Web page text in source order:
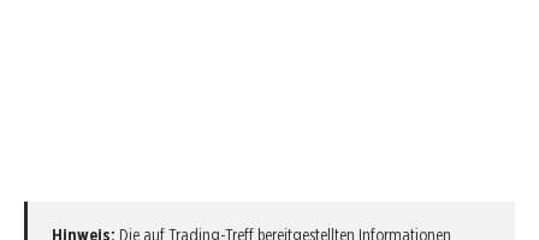
Hinweis: Die auf Trading-Treff bereitgestellten Informationen